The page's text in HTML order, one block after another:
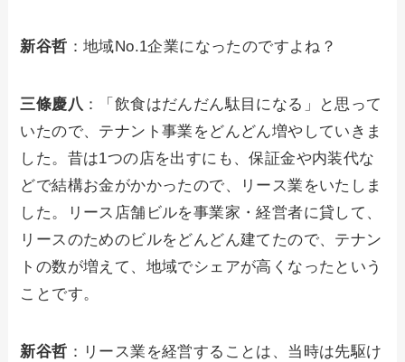
新谷哲 ：地域No.1企業になったのですよね？
三條慶八 ：「飲食はだんだん駄目になる」と思って
いたので、テナント事業をどんどん増やしていきま
した。昔は1つの店を出すにも、保証金や内装代な
どで結構お金がかかったので、リース業をいたしま
した。リース店舗ビルを事業家・経営者に貸して、
リースのためのビルをどんどん建てたので、テナン
トの数が増えて、地域でシェアが高くなったという
ことです。
新谷哲 ：リース業を経営することは、当時は先駆け